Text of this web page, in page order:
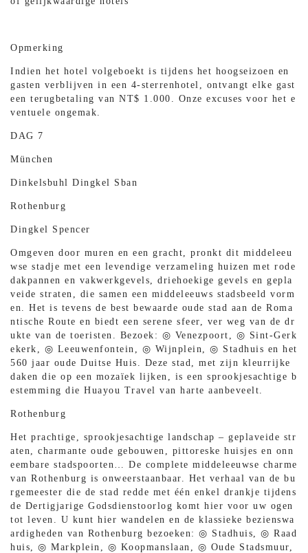
Opmerking
Indien het hotel volgeboekt is tijdens het hoogseizoen en
gasten verblijven in een 4-sterrenhotel, ontvangt elke gast
een terugbetaling van NT$ 1.000. Onze excuses voor het e
ventuele ongemak.
DAG 7
München
Dinkelsbuhl Dingkel Sban
Rothenburg
Dingkel Spencer
Omgeven door muren en een gracht, pronkt dit middeleeu
wse stadje met een levendige verzameling huizen met rode
dakpannen en vakwerkgevels, driehoekige gevels en gepla
veide straten, die samen een middeleeuws stadsbeeld vorm
en. Het is tevens de best bewaarde oude stad aan de Roma
ntische Route en biedt een serene sfeer, ver weg van de dr
ukte van de toeristen. Bezoek: ◎ Venezpoort, ◎ Sint-Gerk
ekerk, ◎ Leeuwenfontein, ◎ Wijnplein, ◎ Stadhuis en het
560 jaar oude Duitse Huis. Deze stad, met zijn kleurrijke
daken die op een mozaïek lijken, is een sprookjesachtige b
estemming die Huayou Travel van harte aanbeveelt.
Rothenburg
Het prachtige, sprookjesachtige landschap – geplaveide str
aten, charmante oude gebouwen, pittoreske huisjes en onn
eembare stadspoorten… De complete middeleeuwse charme
van Rothenburg is onweerstaanbaar. Het verhaal van de bu
rgemeester die de stad redde met één enkel drankje tijdens
de Dertigjarige Godsdienstoorlog komt hier voor uw ogen
tot leven. U kunt hier wandelen en de klassieke bezienswa
ardigheden van Rothenburg bezoeken: ◎ Stadhuis, ◎ Raad
huis, ◎ Markplein, ◎ Koopmanslaan, ◎ Oude Stadsmuur,